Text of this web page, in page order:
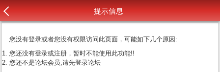
提示信息
您没有登录或者您没有权限访问此页面，可能如下几个原因:
您还没有登录或注册，暂时不能使用此功能!!
您还不是论坛会员,请先登录论坛